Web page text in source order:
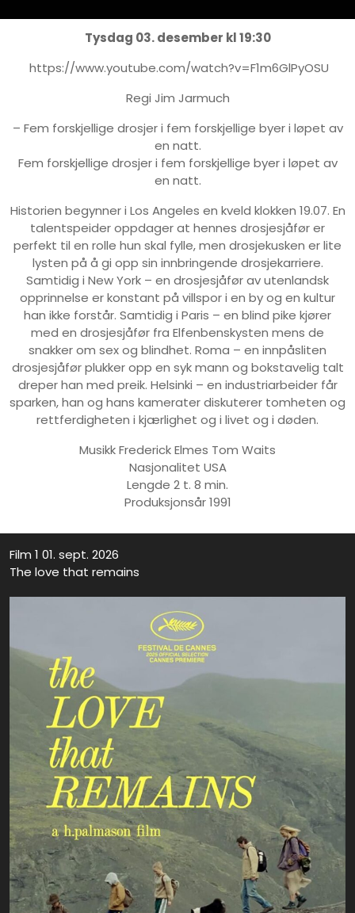
Tysdag 03. desember kl 19:30
https://www.youtube.com/watch?v=F1m6GlPyOSU
Regi Jim Jarmuch
– Fem forskjellige drosjer i fem forskjellige byer i løpet av
en natt.
Fem forskjellige drosjer i fem forskjellige byer i løpet av
en natt.
Historien begynner i Los Angeles en kveld klokken 19.07. En
talentspeider oppdager at hennes drosjesjåfør er
perfekt til en rolle hun skal fylle, men drosjekusken er lite
lysten på å gi opp sin innbringende drosjekarriere.
Samtidig i New York – en drosjesjåfør av utenlandsk
opprinnelse er konstant på villspor i en by og en kultur
han ikke forstår. Samtidig i Paris – en blind pike kjører
med en drosjesjåfør fra Elfenbenskysten mens de
snakker om sex og blindhet. Roma – en innpåsliten
drosjesjåfør plukker opp en syk mann og bokstavelig talt
dreper han med preik. Helsinki – en industriarbeider får
sparken, han og hans kamerater diskuterer tomheten og
rettferdigheten i kjærlighet og i livet og i døden.
Musikk Frederick Elmes Tom Waits
Nasjonalitet USA
Lengde 2 t. 8 min.
Produksjonsår 1991
Film 1 01. sept. 2026
The love that remains